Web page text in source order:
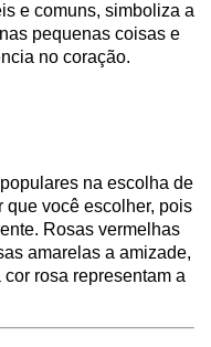
e comuns, simboliza a
pequenas coisas e
no coração.
na escolha de
que você escolher, pois
Rosas vermelhas
amarelas a amizade,
rosa representam a